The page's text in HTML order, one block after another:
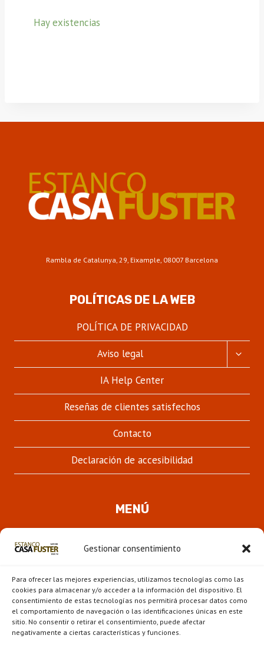
Gestionar consentimiento
Para ofrecer las mejores experiencias, utilizamos tecnologías como las
cookies para almacenar y/o acceder a la información del dispositivo. El
consentimiento de estas tecnologías nos permitirá procesar datos como
el comportamiento de navegación o las identificaciones únicas en este
sitio. No consentir o retirar el consentimiento, puede afectar
negativamente a ciertas características y funciones.
Hay existencias
Rambla de Catalunya, 29, Eixample, 08007 Barcelona
POLÍTICAS DE LA WEB
POLÍTICA DE PRIVACIDAD
Aviso legal
IA Help Center
Reseñas de clientes satisfechos
Contacto
Declaración de accesibilidad
MENÚ
HIJO
Novedades
Escaparate